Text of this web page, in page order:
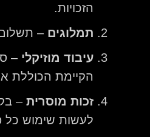
הזכויות.
תמלוגים –
עיבוד מוזיקלי –
הקיימת הכוללת
זכות מוסרית –
לעשות שימוש כל